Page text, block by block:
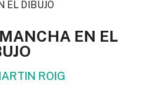
EN EL
ROIG